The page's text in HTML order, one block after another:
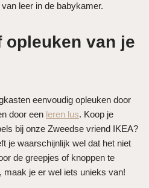
leer in de babykamer.
opleuken van je
eenvoudig opleuken door
door een leren lus. Koop je
bij onze Zweedse vriend IKEA?
je waarschijnlijk wel dat het niet
de greepjes of knoppen te
maak je er wel iets unieks van!